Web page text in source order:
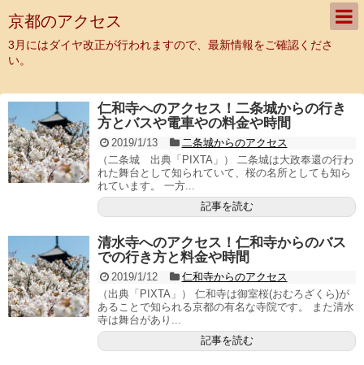
京都のアクセス
3月にはダイヤ改正が行われますので、最新情報をご確認くださ
い。
仁和寺へのアクセス！二条城からの行き
方とバスや電車やの料金や時間
2019/1/13
二条城からのアクセス
（二条城 出典「PIXTA」） 二条城は大政奉還の行わ
れた舞台として知られていて、桜の名所としても知ら
れています。 一方...
記事を読む
清水寺へのアクセス！仁和寺からのバス
での行き方と料金や時間
2019/1/12
仁和寺からのアクセス
（出典「PIXTA」） 仁和寺は御室桜(おむろざくら)が
あることで知られる京都の有名な寺院です。 また清水
寺は舞台があり...
記事を読む